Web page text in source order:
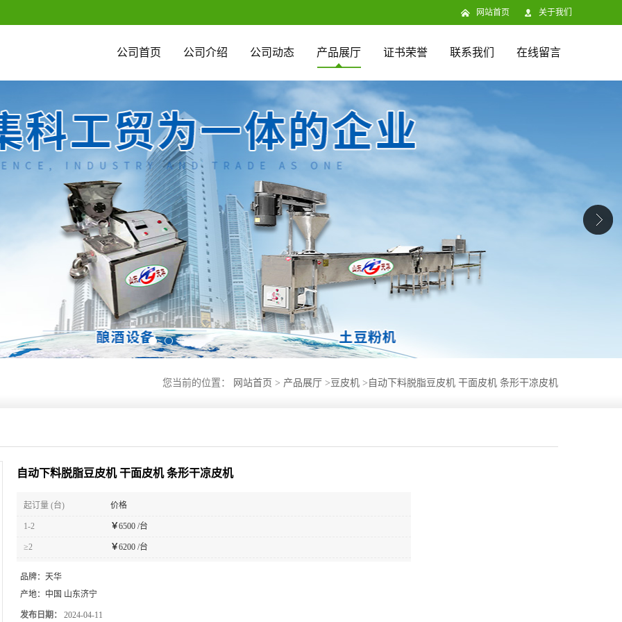
网站首页 关于我们
公司首页 公司介绍 公司动态 产品展厅 证书荣誉 联系我们 在线留言
您当前的位置： 网站首页 > 产品展厅 > 豆皮机 > 自动下料脱脂豆皮机 干面皮机 条形干凉皮机
自动下料脱脂豆皮机 干面皮机 条形干凉皮机
起订量 (台) 价格
1-2 ￥6500 /台
≥2 ￥6200 /台
品牌： 天华
产地： 中国 山东济宁
发布日期： 2024-04-11